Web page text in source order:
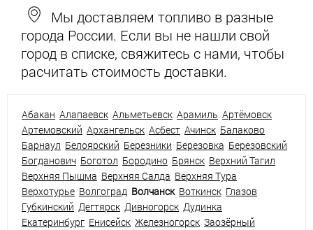
Мы доставляем топливо в разные
города России. Если вы не нашли свой
город в списке, свяжитесь с нами, чтобы
расчитать стоимость доставки.
Абакан Алапаевск Альметьевск Арамиль Артёмовск
Артемовский Архангельск Асбест Ачинск Балаково
Барнаул Белоярский Березники Березовка Березовский
Богданович Боготол Бородино Брянск Верхний Тагил
Верхняя Пышма Верхняя Салда Верхняя Тура
Верхотурье Волгоград Волчанск Воткинск Глазов
Губкинский Дегтярск Дивногорск Дудинка
Екатеринбург Енисейск Железногорск Заозёрный